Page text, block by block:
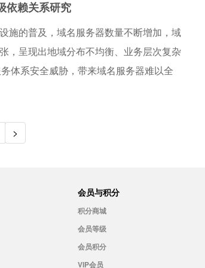
依赖关系研究
施的普及，域名服务器数量不断增加，域
，呈现出地域分布不均衡、业务层次复杂
体系安全威胁，带来域名服务器难以全
服务器发现系统的基础上，开展了域名
布局的决策提供支持。
>
会员与积分
积分商城
会员等级
会员积分
VIP会员